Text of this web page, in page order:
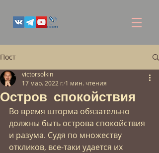
Пост
Остров спокойствия
victorsolkin
17 мар. 2022 г. 1 мин. чтения
Во время шторма обязательно
должны быть острова спокойствия
и разума. Судя по множеству
откликов, все-таки удается их